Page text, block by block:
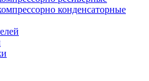
конденсаторные